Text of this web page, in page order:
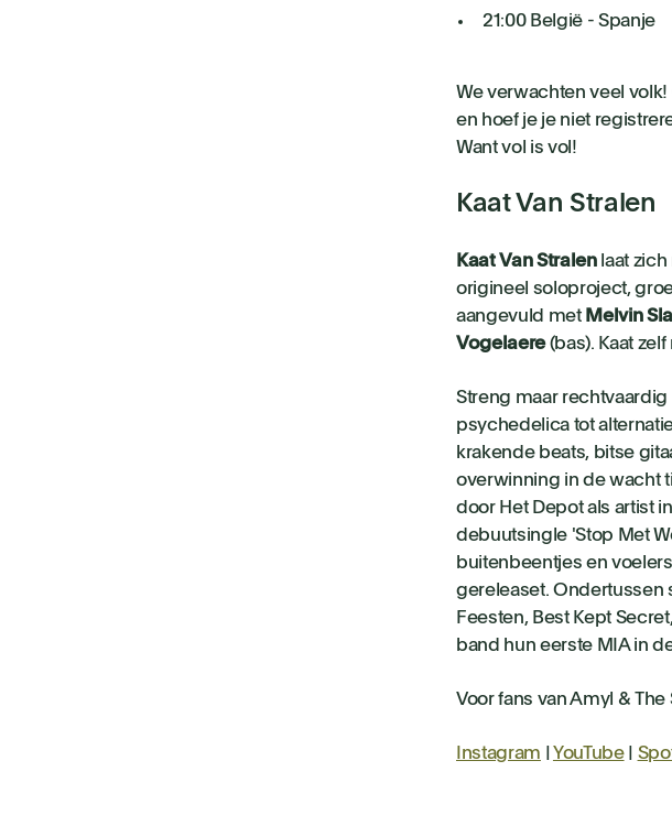
21:00 België - Spanje
We verwachten veel
en hoef je je niet
Want vol is vol!
Kaat Van Stralen
Kaat Van Stralenlaat zich
origineel soloproject,
aangevuld met Melvin
Vogelaere(bas). Kaat
Streng maar rechtvaardig
psychedelica tot
krakende beats, bitse
overwinning in de wacht
door Het Depot als artist
debuutsingle 'Stop Met
buitenbeentjes en
gereleaset. Ondertussen
Feesten, Best Kept
band hun eerste MIA in
Voor fans van Amyl &
Instagram YouTube|